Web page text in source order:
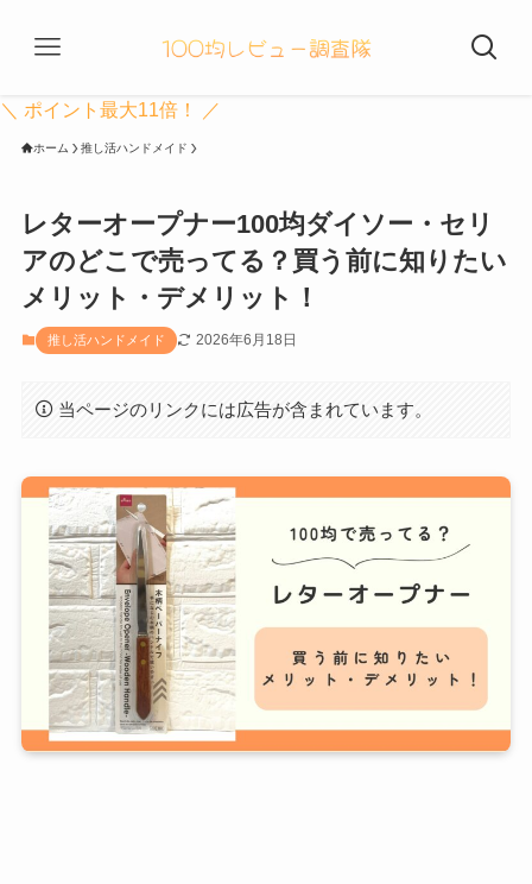
＼ ポイント最大11倍！ ／
ホーム 推し活ハンドメイド
レターオープナー100均ダイソー・セリ
アのどこで売ってる？買う前に知りたい
メリット・デメリット！
推し活ハンドメイド 2026年6月18日
当ページのリンクには広告が含まれています。